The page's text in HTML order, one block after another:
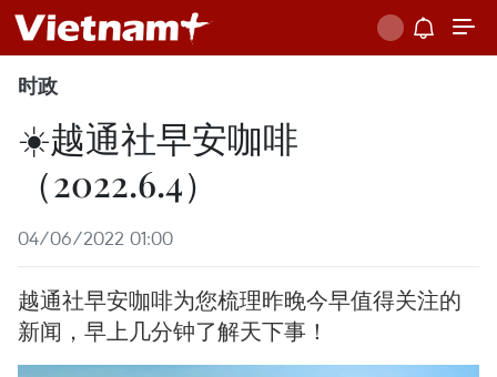
时政
☀️越通社早安咖啡
（2022.6.4）
04/06/2022 01:00
越通社早安咖啡为您梳理昨晚今早值得关注的
新闻，早上几分钟了解天下事！